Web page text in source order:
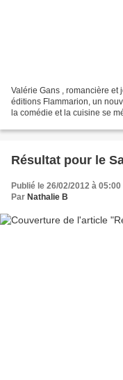
Valérie Gans , romancière et
éditions Flammarion, un
la comédie et la cuisine se
Résultat pour le
Publié le 26/02/2012 à 05:00
Par Nathalie B